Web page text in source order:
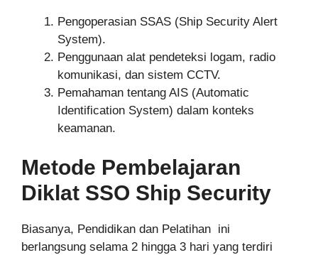
Pengoperasian SSAS (Ship Security Alert
System).
Penggunaan alat pendeteksi logam, radio
komunikasi, dan sistem CCTV.
Pemahaman tentang AIS (Automatic
Identification System) dalam konteks
keamanan.
Metode Pembelajaran
Diklat SSO Ship Security
Biasanya, Pendidikan dan Pelatihan ini
berlangsung selama 2 hingga 3 hari yang terdiri